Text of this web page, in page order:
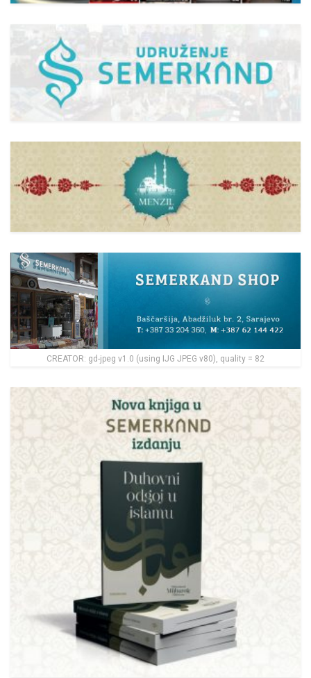
CREATOR: gd-jpeg v1.0 (using IJG JPEG v80), quality = 82